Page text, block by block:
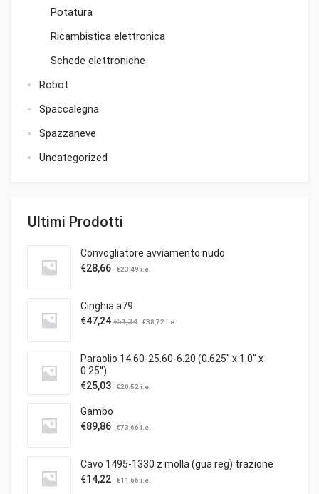
Potatura
Ricambistica elettronica
Schede elettroniche
Robot
Spaccalegna
Spazzaneve
Uncategorized
Ultimi Prodotti
Convogliatore avviamento nudo
€28,66 €23,49 i.e.
Cinghia a79
€47,24 €51,34 €38,72 i.e.
Paraolio 14.60-25.60-6.20 (0.625'' x 1.0'' x
0.25'')
€25,03 €20,52 i.e.
Gambo
€89,86 €73,66 i.e.
Cavo 1495-1330 z molla (gua reg) trazione
€14,22 €11,66 i.e.